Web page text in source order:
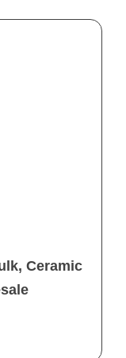
Ceramic